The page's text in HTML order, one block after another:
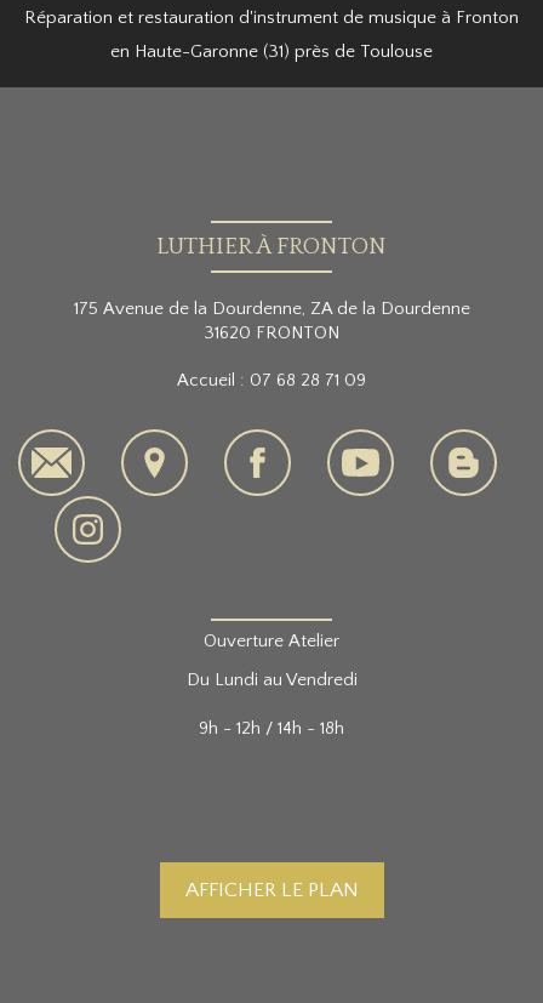
Réparation et restauration d'instrument de musique à Fronton
en Haute-Garonne (31) près de Toulouse
LUTHIER À FRONTON
175 Avenue de la Dourdenne, ZA de la Dourdenne
31620 FRONTON
Accueil : 07 68 28 71 09
Ouverture Atelier
Du Lundi au Vendredi
9h - 12h / 14h - 18h
AFFICHER LE PLAN